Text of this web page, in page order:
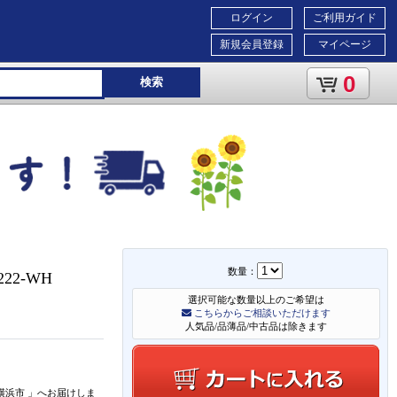
ご利用ガイド
マイページ
ログイン
新規会員登録
検索 0
数量：
選択可能な数量以上のご希望は
こちらからご相談いただけます
人気品/品薄品/中古品は除きます
WH
浜市 」 へお届けしま